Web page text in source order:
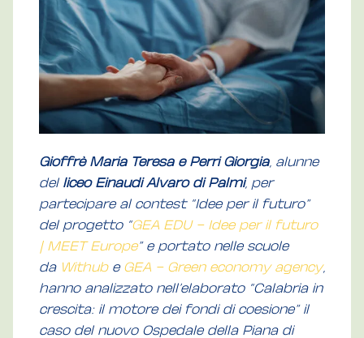
Gioffrè Maria Teresa e Perri Giorgia, alunne
del liceo Einaudi Alvaro di Palmi, per
partecipare al contest “Idee per il futuro”
del progetto “GEA EDU – Idee per il futuro
| MEET Europe” e portato nelle scuole
daWithube GEA – Green economy agency,
hanno analizzato nell’elaborato “Calabria in
crescita: il motore dei fondi di coesione” il
caso del nuovo Ospedale della Piana di